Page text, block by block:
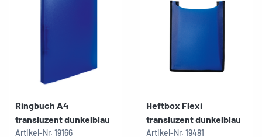
Ringbuch A4
transluzent dunkelblau
Artikel-Nr. 19166
Heftbox Flexi
transluzent dunkelblau
Artikel-Nr. 19481